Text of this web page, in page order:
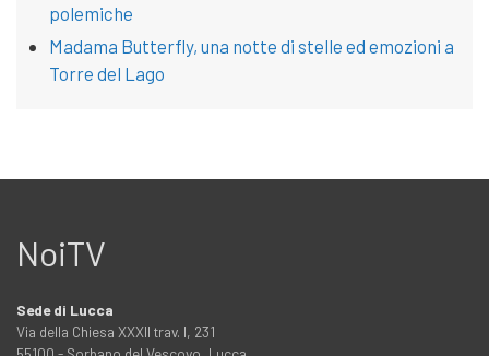
polemiche
Madama Butterfly, una notte di stelle ed emozioni a
Torre del Lago
NoiTV
Sede di Lucca
Via della Chiesa XXXII trav. I, 231